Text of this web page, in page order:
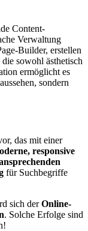
Content-
Verwaltung
Builder, erstellen
sowohl ästhetisch
ermöglicht es
sondern
das mit einer
responsive
für Suchbegriffe
sich derOnline-
. Solche Erfolge sind